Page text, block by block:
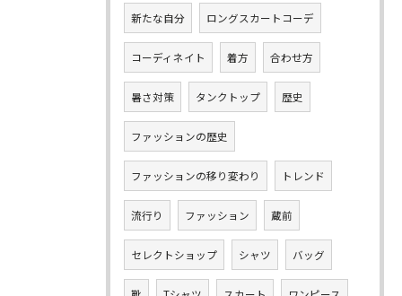
新たな自分 ロングスカートコーデ
コーディネイト 着方 合わせ方
暑さ対策 タンクトップ 歴史
ファッションの歴史
ファッションの移り変わり トレンド
流行り ファッション 蔵前
セレクトショップ シャツ バッグ